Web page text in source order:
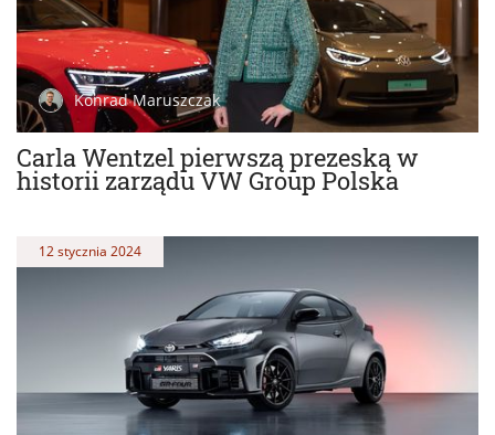
Carla Wentzel pierwszą prezeską w
historii zarządu VW Group Polska
Konrad Maruszczak
12 stycznia 2024